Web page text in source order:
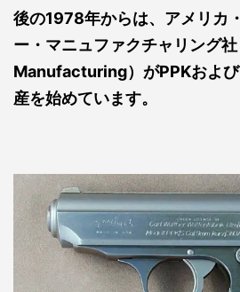
後の1978年からは、アメリカ
ー・マニュファクチャリング
Manufacturing）がPPKおよ
産を始めています。